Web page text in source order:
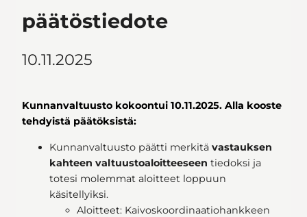
päätöstiedote
10.11.2025
Kunnanvaltuusto kokoontui 10.11.2025. Alla kooste
tehdyistä päätöksistä:
Kunnanvaltuusto päätti merkitä vastauksen
kahteen valtuustoaloitteeseen tiedoksi ja
totesi molemmat aloitteet loppuun
käsitellyiksi.
Aloitteet: Kaivoskoordinaatiohankkeen